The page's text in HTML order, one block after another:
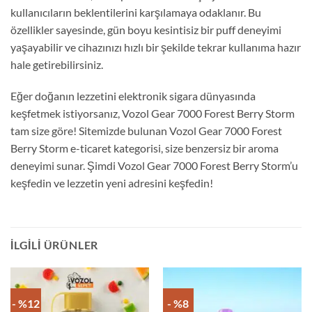
kullanıcıların beklentilerini karşılamaya odaklanır. Bu
özellikler sayesinde, gün boyu kesintisiz bir puff deneyimi
yaşayabilir ve cihazınızı hızlı bir şekilde tekrar kullanıma hazır
hale getirebilirsiniz.
Eğer doğanın lezzetini elektronik sigara dünyasında
keşfetmek istiyorsanız, Vozol Gear 7000 Forest Berry Storm
tam size göre! Sitemizde bulunan Vozol Gear 7000 Forest
Berry Storm e-ticaret kategorisi, size benzersiz bir aroma
deneyimi sunar. Şimdi Vozol Gear 7000 Forest Berry Storm’u
keşfedin ve lezzetin yeni adresini keşfedin!
İLGILI ÜRÜNLER
- %12 - %8